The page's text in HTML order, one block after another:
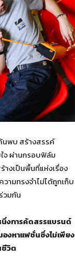
ค้นพบ สร้างสรรค์
ใจ ผ่านกรอบฟิล์ม
งเป็นพื้นที่แห่งเรื่อง
ามทรงจำไม่ได้ถูกเก็บ
วมกัน
นึ่งการคัดสรรแบรนด์
งหาแฟชั่นซึ่งไม่เพียง
ชีวิต